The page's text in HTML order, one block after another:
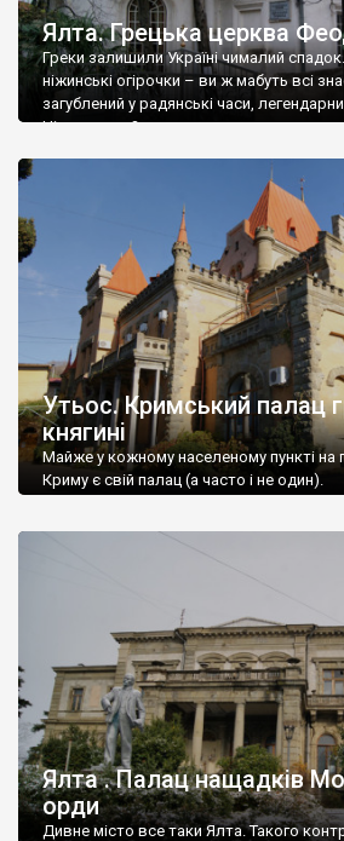
Ялта. Грецька церква
Греки залишили Україні чималий
ніжинські огірочки – ви ж мабуть всі
загублений у радянські часи,
Ніжин греки?
Утьос. Кримський палац
княгині
Майже у кожному населеному пункті на
Криму є свій палац (а часто і не один).
Ялта . Палац нащадків
орди
Дивне місто все таки Ялта. Такого